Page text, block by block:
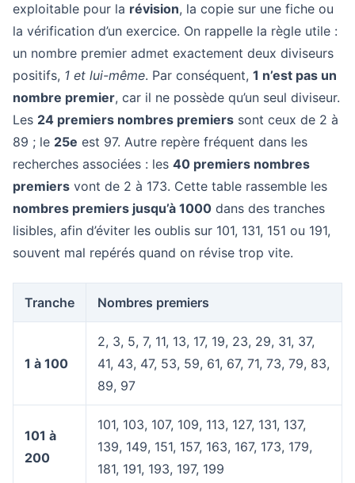
exploitable pour la révision, la copie sur une fiche ou
la vérification d’un exercice. On rappelle la règle utile :
un nombre premier admet exactement deux diviseurs
positifs, 1 et lui-même. Par conséquent, 1 n’est pas un
nombre premier, car il ne possède qu’un seul diviseur.
Les 24 premiers nombres premiers sont ceux de 2 à
89 ; le 25e est 97. Autre repère fréquent dans les
recherches associées : les 40 premiers nombres
premiers vont de 2 à 173. Cette table rassemble les
nombres premiers jusqu’à 1000 dans des tranches
lisibles, afin d’éviter les oublis sur 101, 131, 151 ou 191,
souvent mal repérés quand on révise trop vite.
Tranche Nombres premiers
1 à 100
2, 3, 5, 7, 11, 13, 17, 19, 23, 29, 31, 37,
41, 43, 47, 53, 59, 61, 67, 71, 73, 79, 83,
89, 97
101 à
200
101, 103, 107, 109, 113, 127, 131, 137,
139, 149, 151, 157, 163, 167, 173, 179,
181, 191, 193, 197, 199